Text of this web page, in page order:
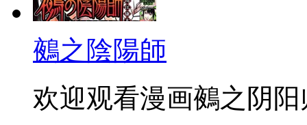
鵺之陰陽師
欢迎观看漫画鵺之阴阳